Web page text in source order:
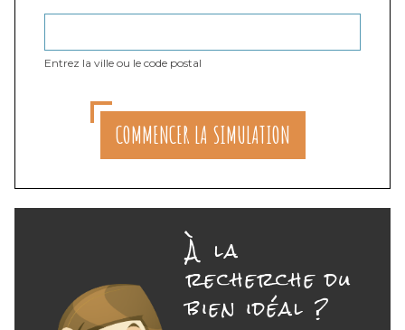
Entrez la ville ou le code postal
COMMENCER LA SIMULATION
À la
recherche du
bien idéal ?